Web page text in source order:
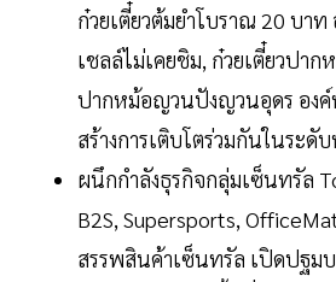
ก๋วยเตี๋ยวต้มยำโบราณ 20 บาท
เชลล์ไม่เคยชิม, ก๋วยเตี๋ยวปา
ปากหม้อญวนปังญวนอุดร องค์
สร้างการเติบโตร่วมกันในระดั
ผนึกกำลังธุรกิจกลุ่มเซ็นทรัล
B2S, Supersports,
สรรพสินค้าเซ็นทรัล เปิดปฐม